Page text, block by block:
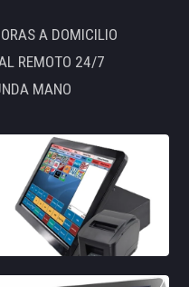
A DOMICILIO
REMOTO 24/7
MANO